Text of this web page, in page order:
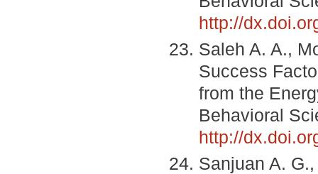
http://
Saleh A. A.,
Success
from the
Behavioral
http://
Sanjuan A.